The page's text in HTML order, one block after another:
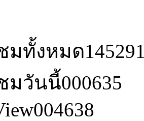
มทั้งหมด
มวันนี้000635
004638